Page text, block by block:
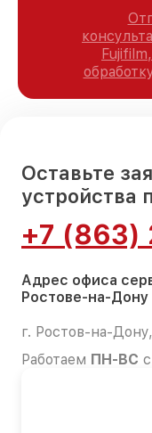
Оставьте
устройства
+7 (863)
Адрес офиса
Ростове-на-Дону
г. Ростов-на-
Работаем ПН-ВС с